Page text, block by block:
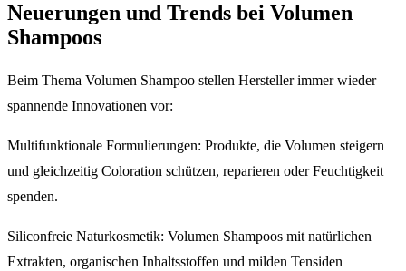
Neuerungen und Trends bei Volumen
Shampoos
Beim Thema Volumen Shampoo stellen Hersteller immer wieder
spannende Innovationen vor:
Multifunktionale Formulierungen: Produkte, die Volumen steigern
und gleichzeitig Coloration schützen, reparieren oder Feuchtigkeit
spenden.
Siliconfreie Naturkosmetik: Volumen Shampoos mit natürlichen
Extrakten, organischen Inhaltsstoffen und milden Tensiden